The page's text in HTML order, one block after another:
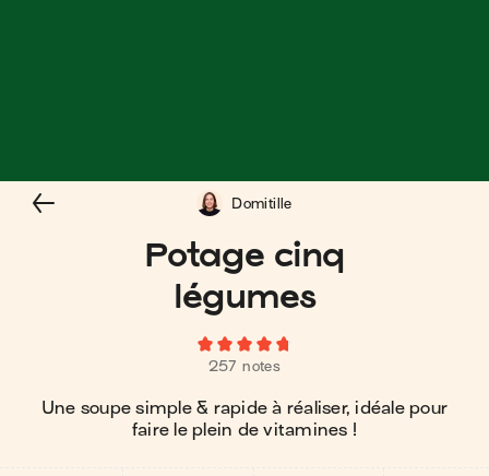
Potage cinq
légumes
257 notes
Une soupe simple & rapide à réaliser, idéale pour
faire le plein de vitamines !
Domitille